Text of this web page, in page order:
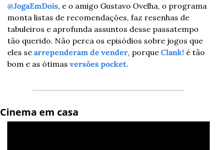
@JogaEmDois, e o amigo Gustavo Ovelha, o programa
monta listas de recomendações, faz resenhas de
tabuleiros e aprofunda assuntos desse passatempo
tão querido. Não perca os episódios sobre jogos que
eles se arrependeram de vender, porque Clank! é tão
bom e as ótimas versões pocket.
Cinema em casa